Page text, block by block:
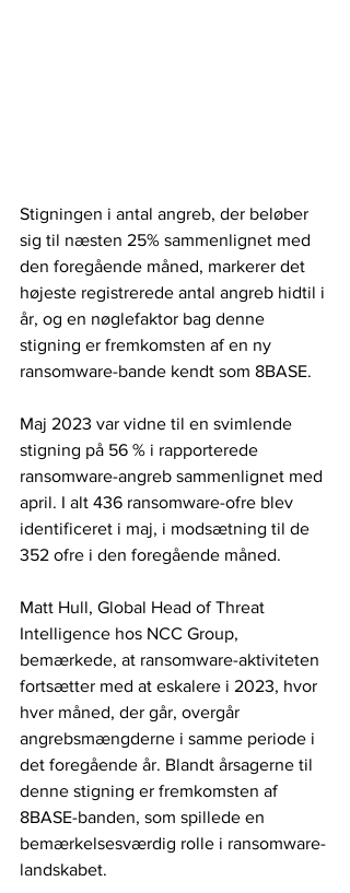
Stigningen i antal angreb, der beløber
sig til næsten 25% sammenlignet med
den foregående måned, markerer det
højeste registrerede antal angreb hidtil i
år, og en nøglefaktor bag denne
stigning er fremkomsten af ​​en ny
ransomware-bande kendt som 8BASE.
Maj 2023 var vidne til en svimlende
stigning på 56 % i rapporterede
ransomware-angreb sammenlignet med
april. I alt 436 ransomware-ofre blev
identificeret i maj, i modsætning til de
352 ofre i den foregående måned.
Matt Hull, Global Head of Threat
Intelligence hos NCC Group,
bemærkede, at ransomware-aktiviteten
fortsætter med at eskalere i 2023, hvor
hver måned, der går, overgår
angrebsmængderne i samme periode i
det foregående år. Blandt årsagerne til
denne stigning er fremkomsten af ​​
8BASE-banden, som spillede en
bemærkelsesværdig rolle i ransomware-
landskabet.